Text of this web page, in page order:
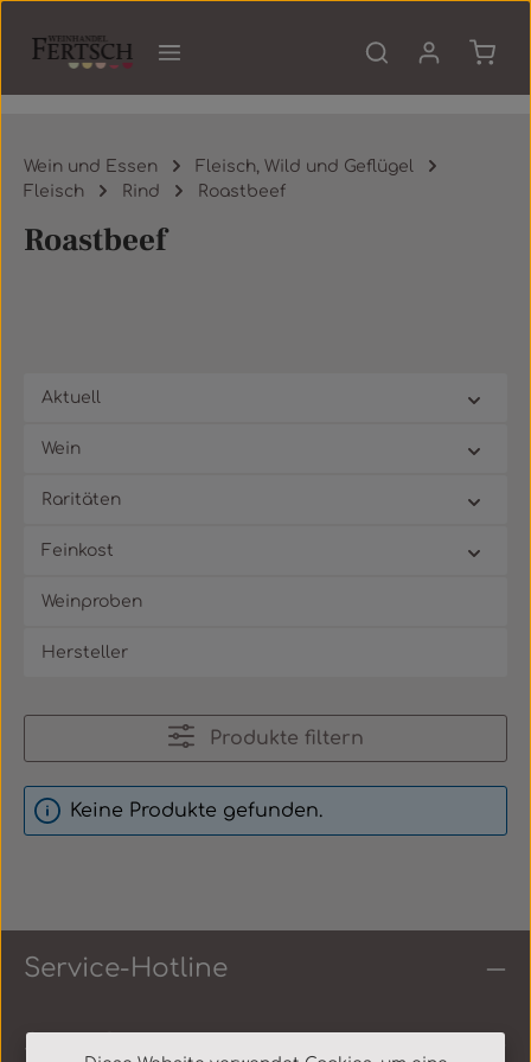
Wein und Essen
Fleisch, Wild und Geflügel
Fleisch
Rind Roastbeef
Roastbeef
Aktuell
Wein
Raritäten
Feinkost
Weinproben
Hersteller
Produkte filtern
Keine Produkte gefunden.
Service-Hotline
Shop Service